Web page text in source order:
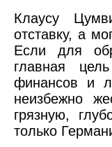
Клаусу
отставку, а
Если для
главная
финансов и
неизбежно
грязную,
только